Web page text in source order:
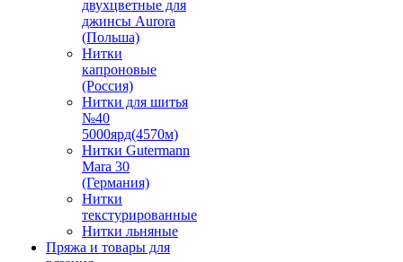
двухцветные для
джинсы Aurora
(Польша)
Нитки
капроновые
(Россия)
Нитки для шитья
№40
5000ярд(4570м)
Нитки Gutermann
Mara 30
(Германия)
Нитки
текстурированные
Нитки льняные
Пряжа и товары для